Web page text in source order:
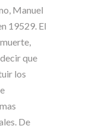
Manuel
19529. El
que
los
De